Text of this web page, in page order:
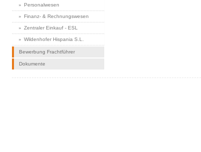
Personalwesen
Finanz- & Rechnungswesen
Zentraler Einkauf - ESL
Wildenhofer Hispania S.L.
Bewerbung Frachtführer
Dokumente